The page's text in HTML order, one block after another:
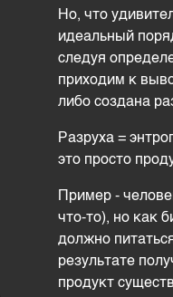
Но, что
идеальный
следуя
приходим к
либо создана
Разруха =
это просто
Пример -
что-то), но как
должно
результате
продукт